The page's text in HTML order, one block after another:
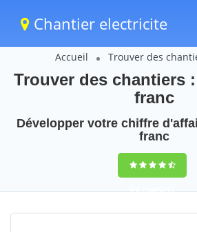
Chantier electricite
Accueil Trouver des
Trouver des chantiers
franc
Développer votre chiffre
franc
9,5(100%)71
votes